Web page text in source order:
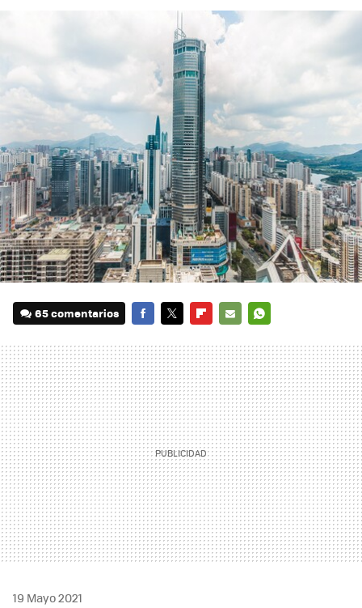
65 comentarios
MAIL
19 Mayo 2021